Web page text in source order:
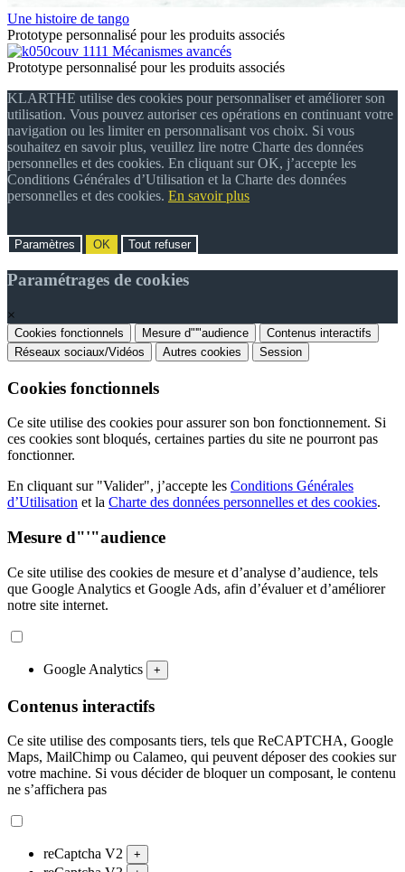
Une histoire de tango
Prototype personnalisé pour les produits associés
1111 Mécanismes avancés
Prototype personnalisé pour les produits associés
KLARTHE utilise des cookies pour personnaliser et améliorer son
utilisation. Vous pouvez autoriser ces opérations en continuant votre
navigation ou les limiter en personnalisant vos choix. Si vous
souhaitez en savoir plus, veuillez lire notre Charte des données
personnelles et des cookies. En cliquant sur OK, j’accepte les
Conditions Générales d’Utilisation et la Charte des données
personnelles et des cookies. En savoir plus
Paramètres OK Tout refuser
Paramétrages de cookies
×
Cookies fonctionnels Mesure d"'"audience
Contenus interactifs
Réseaux sociaux/Vidéos
Autres cookies Session
Cookies fonctionnels
Ce site utilise des cookies pour assurer son bon fonctionnement. Si
ces cookies sont bloqués, certaines parties du site ne pourront pas
fonctionner.
En cliquant sur "Valider", j’accepte les Conditions Générales
d’Utilisation et la Charte des données personnelles et des cookies.
Mesure d"'"audience
Ce site utilise des cookies de mesure et d’analyse d’audience, tels
que Google Analytics et Google Ads, afin d’évaluer et d’améliorer
notre site internet.
Google Analytics +
Contenus interactifs
Ce site utilise des composants tiers, tels que ReCAPTCHA, Google
Maps, MailChimp ou Calameo, qui peuvent déposer des cookies sur
votre machine. Si vous décider de bloquer un composant, le contenu
ne s’affichera pas
reCaptcha V2 +